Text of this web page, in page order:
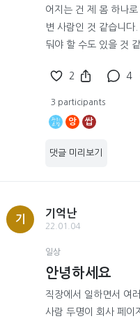
어지는 건 제 몸 하나
변 사람인 것 같습니다
둬야 할 수도 있을 것 같
2 4
3 participants
앙 쌉
댓글 미리보기
기
기억난
22.01.04
일상
안녕하세요
직장에서 일하면서 여
사람 두명이 회사 페이